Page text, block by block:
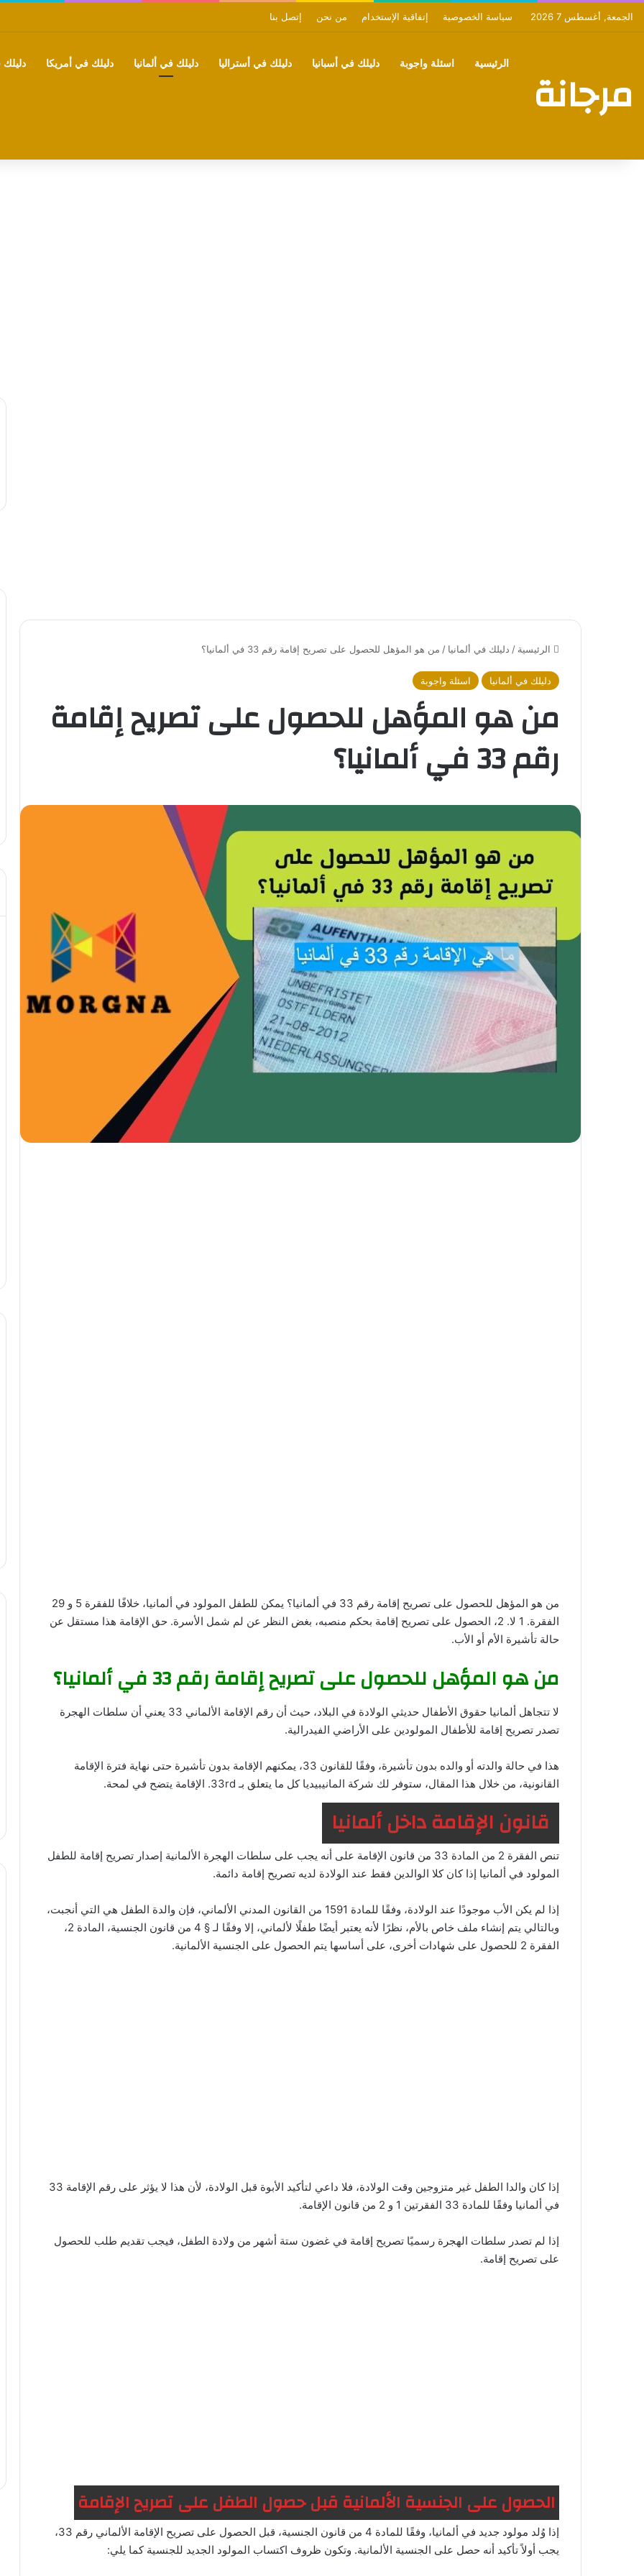
الجمعة, أغسطس 7 2026 سياسة الخصوصية إتفاقية الإستخدام من نحن إتصل بنا
مرجانة الرئيسية اسئلة واجوبة دليلك في أسبانيا دليلك في أستراليا دليلك في ألمانيا دليلك في أمريكا دليلك
الرئيسية / دليلك في ألمانيا / من هو المؤهل للحصول على تصريح إقامة رقم 33 في ألمانيا؟
دليلك في ألمانيا اسئلة واجوبة
من هو المؤهل للحصول على تصريح إقامة
رقم 33 في ألمانيا؟
من هو المؤهل للحصول على تصريح إقامة رقم 33 في ألمانيا؟ يمكن للطفل المولود في ألمانيا، خلافًا للفقرة 5 و 29
الفقرة. 1 لا. 2، الحصول على تصريح إقامة بحكم منصبه، بغض النظر عن لم شمل الأسرة. حق الإقامة هذا مستقل عن
حالة تأشيرة الأم أو الأب.
من هو المؤهل للحصول على تصريح إقامة رقم 33 في ألمانيا؟
لا تتجاهل ألمانيا حقوق الأطفال حديثي الولادة في البلاد، حيث أن رقم الإقامة الألماني 33 يعني أن سلطات الهجرة
تصدر تصريح إقامة للأطفال المولودين على الأراضي الفيدرالية.
هذا في حالة والدته أو والده بدون تأشيرة، وفقًا للقانون 33، يمكنهم الإقامة بدون تأشيرة حتى نهاية فترة الإقامة
القانونية، من خلال هذا المقال، ستوفر لك شركة المانيبيديا كل ما يتعلق بـ 33rd. الإقامة يتضح في لمحة.
قانون الإقامة داخل ألمانيا
تنص الفقرة 2 من المادة 33 من قانون الإقامة على أنه يجب على سلطات الهجرة الألمانية إصدار تصريح إقامة للطفل
المولود في ألمانيا إذا كان كلا الوالدين فقط عند الولادة لديه تصريح إقامة دائمة.
إذا لم يكن الأب موجودًا عند الولادة، وفقًا للمادة 1591 من القانون المدني الألماني، فإن والدة الطفل هي التي أنجبت،
وبالتالي يتم إنشاء ملف خاص بالأم، نظرًا لأنه يعتبر أيضًا طفلًا لألماني، إلا وفقًا لـ § 4 من قانون الجنسية، المادة 2،
الفقرة 2 للحصول على شهادات أخرى، على أساسها يتم الحصول على الجنسية الألمانية.
إذا كان والدا الطفل غير متزوجين وقت الولادة، فلا داعي لتأكيد الأبوة قبل الولادة، لأن هذا لا يؤثر على رقم الإقامة 33
في ألمانيا وفقًا للمادة 33 الفقرتين 1 و 2 من قانون الإقامة.
إذا لم تصدر سلطات الهجرة رسميًا تصريح إقامة في غضون ستة أشهر من ولادة الطفل، فيجب تقديم طلب للحصول
على تصريح إقامة.
الحصول على الجنسية الألمانية قبل حصول الطفل على تصريح الإقامة
إذا وُلد مولود جديد في ألمانيا، وفقًا للمادة 4 من قانون الجنسية، قبل الحصول على تصريح الإقامة الألماني رقم 33،
يجب أولاً تأكيد أنه حصل على الجنسية الألمانية. وتكون ظروف اكتساب المولود الجديد للجنسية كما يلي: